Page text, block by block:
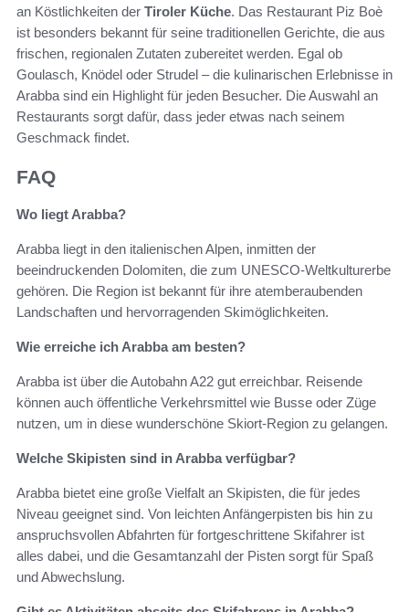
an Köstlichkeiten der Tiroler Küche. Das Restaurant Piz Boè
ist besonders bekannt für seine traditionellen Gerichte, die aus
frischen, regionalen Zutaten zubereitet werden. Egal ob
Goulasch, Knödel oder Strudel – die kulinarischen Erlebnisse in
Arabba sind ein Highlight für jeden Besucher. Die Auswahl an
Restaurants sorgt dafür, dass jeder etwas nach seinem
Geschmack findet.
FAQ
Wo liegt Arabba?
Arabba liegt in den italienischen Alpen, inmitten der
beeindruckenden Dolomiten, die zum UNESCO-Weltkulturerbe
gehören. Die Region ist bekannt für ihre atemberaubenden
Landschaften und hervorragenden Skimöglichkeiten.
Wie erreiche ich Arabba am besten?
Arabba ist über die Autobahn A22 gut erreichbar. Reisende
können auch öffentliche Verkehrsmittel wie Busse oder Züge
nutzen, um in diese wunderschöne Skiort-Region zu gelangen.
Welche Skipisten sind in Arabba verfügbar?
Arabba bietet eine große Vielfalt an Skipisten, die für jedes
Niveau geeignet sind. Von leichten Anfängerpisten bis hin zu
anspruchsvollen Abfahrten für fortgeschrittene Skifahrer ist
alles dabei, und die Gesamtanzahl der Pisten sorgt für Spaß
und Abwechslung.